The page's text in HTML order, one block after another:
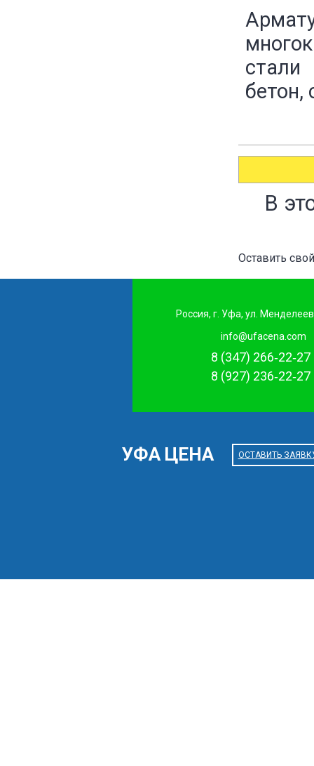
стали
бетон,
В
Оставить
Россия, г. Уфа, ул.
info@ufacena.com
8 (347) 266‑22‑27
8 (927) 236‑22‑27
УФА ЦЕНА ОСТАВИТЬ